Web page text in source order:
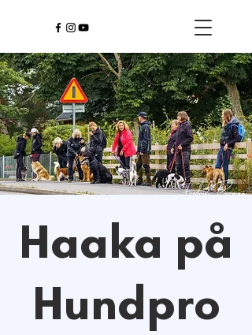
Haaka på
Hundpro